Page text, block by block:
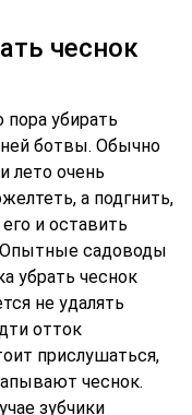
чеснок
убирать
ботвы. Обычно
лето очень
а подгнить,
и оставить
Опытные садоводы
убрать чеснок
не удалять
отток
прислушаться,
чеснок.
зубчики